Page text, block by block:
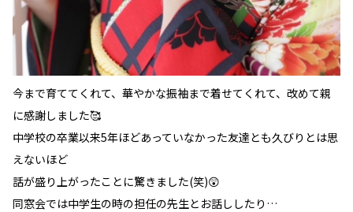
今まで育ててくれて、華やかな振袖まで着せてくれて、改めて親
に感謝しました🥰
中学校の卒業以来5年ほどあっていなかった友達とも久びりとは思
えないほど
話が盛り上がったことに驚きました(笑)😲
同窓会では中学生の時の担任の先生とお話ししたり…